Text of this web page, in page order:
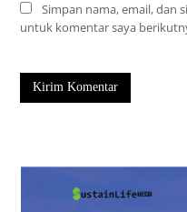
Simpan nama, email, dan
untuk komentar saya